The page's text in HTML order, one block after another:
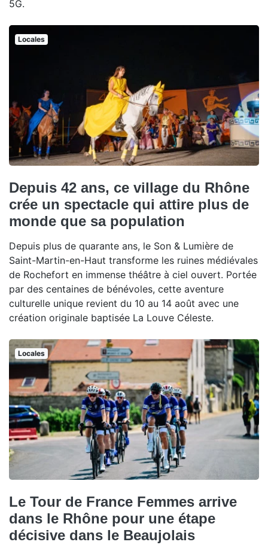
5G.
Locales
Depuis 42 ans, ce village du Rhône
crée un spectacle qui attire plus de
monde que sa population
Depuis plus de quarante ans, le Son & Lumière de
Saint-Martin-en-Haut transforme les ruines médiévales
de Rochefort en immense théâtre à ciel ouvert. Portée
par des centaines de bénévoles, cette aventure
culturelle unique revient du 10 au 14 août avec une
création originale baptisée La Louve Céleste.
Locales
Le Tour de France Femmes arrive
dans le Rhône pour une étape
décisive dans le Beaujolais